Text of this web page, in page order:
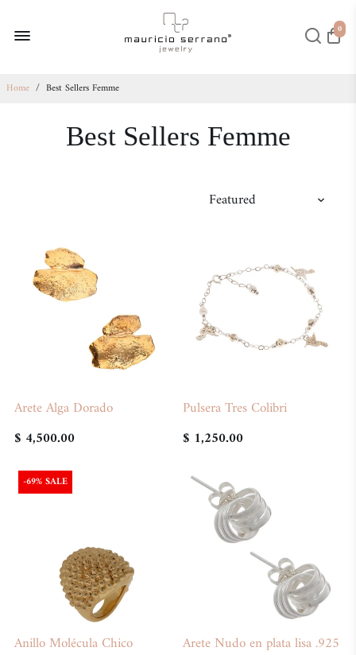
0
Home / Best Sellers Femme
Best Sellers Femme
Arete Alga Dorado
$ 4,500.00
Pulsera Tres Colibri
$ 1,250.00
-69% SALE
Anillo Molécula Chico
Arete Nudo en plata lisa .925